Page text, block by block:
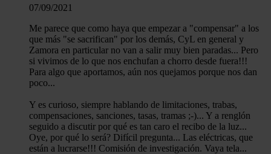
07/09/2021
Me parece que como haya que empezar a "compensar" a los
que más "se sacrifican" por los demás, CyL en general y
Zamora en particular no van a salir muy bien paradas... Pero
si vivimos de lo que nos enchufan a chorro desde fuera!!!
Para algo que aportamos, aún nos quejamos porque nos dan
poco...
Y es curioso, siempre hablando de limitaciones, trabas,
compensaciones, sanciones, tasas, tramas ;-)... Y a renglón
seguido a discutir por qué es tan caro el recibo de la luz...
Oye, por qué lo será? Difícil pregunta... Las eléctricas, que
están a lucrarse!!! Comisión de investigación. Vaya tela...